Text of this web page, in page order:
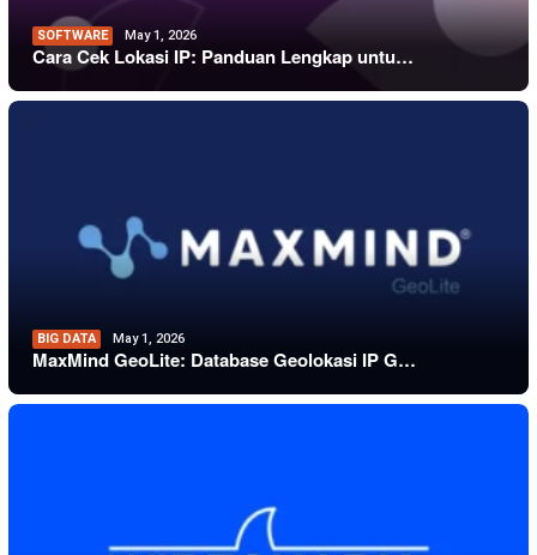
SOFTWARE May 1, 2026
Cara Cek Lokasi IP: Panduan Lengkap untu…
BIG DATA May 1, 2026
MaxMind GeoLite: Database Geolokasi IP G…